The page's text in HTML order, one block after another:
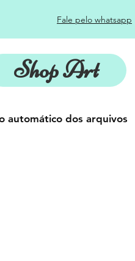
Fale pelo whatsapp
Shop Art
automático dos arquivos